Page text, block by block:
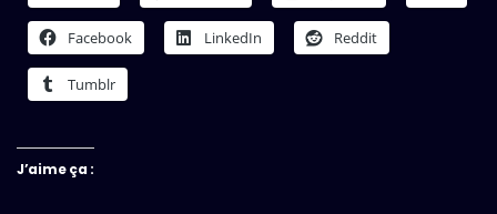
Facebook LinkedIn Reddit
Tumblr
J’aime ça :